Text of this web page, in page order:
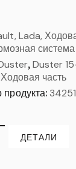
Lada,
система
,Duster
Ходовая часть
продукта:34251
ДЕТАЛИ